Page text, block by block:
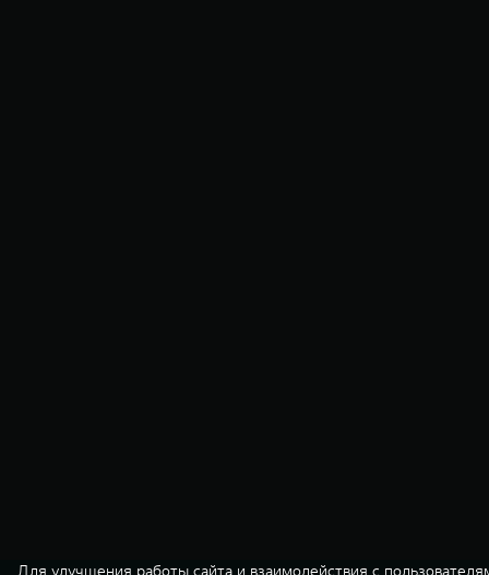
Для улучшения работы сайта и взаимодействия с